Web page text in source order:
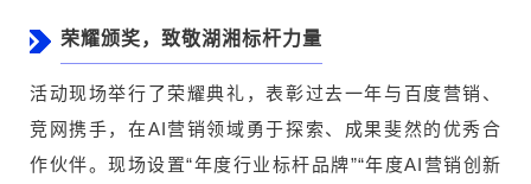
荣耀颁奖，致敬湖湘标杆力量
活动现场举行了荣耀典礼，表彰过去一年与百度营销、
竞网携手，在AI营销领域勇于探索、成果斐然的优秀合
作伙伴。现场设置“年度行业标杆品牌”“年度AI营销创新